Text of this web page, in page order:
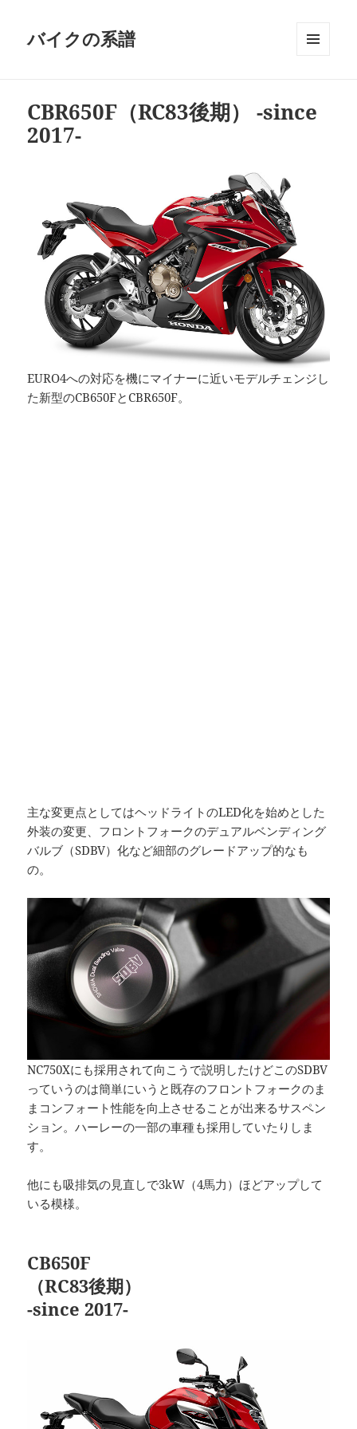
バイクの系譜
ット
CBR650F（RC83後期） -since
2017-
EURO4への対応を機にマイナーに近いモデルチェンジし
た新型のCB650FとCBR650F。
主な変更点としてはヘッドライトのLED化を始めとした
外装の変更、フロントフォークのデュアルベンディング
バルブ（SDBV）化など細部のグレードアップ的なも
の。
NC750Xにも採用されて向こうで説明したけどこのSDBV
っていうのは簡単にいうと既存のフロントフォークのま
まコンフォート性能を向上させることが出来るサスペン
ション。ハーレーの一部の車種も採用していたりしま
す。
他にも吸排気の見直しで3kW（4馬力）ほどアップして
いる模様。
CB650F
（RC83後期）
-since 2017-